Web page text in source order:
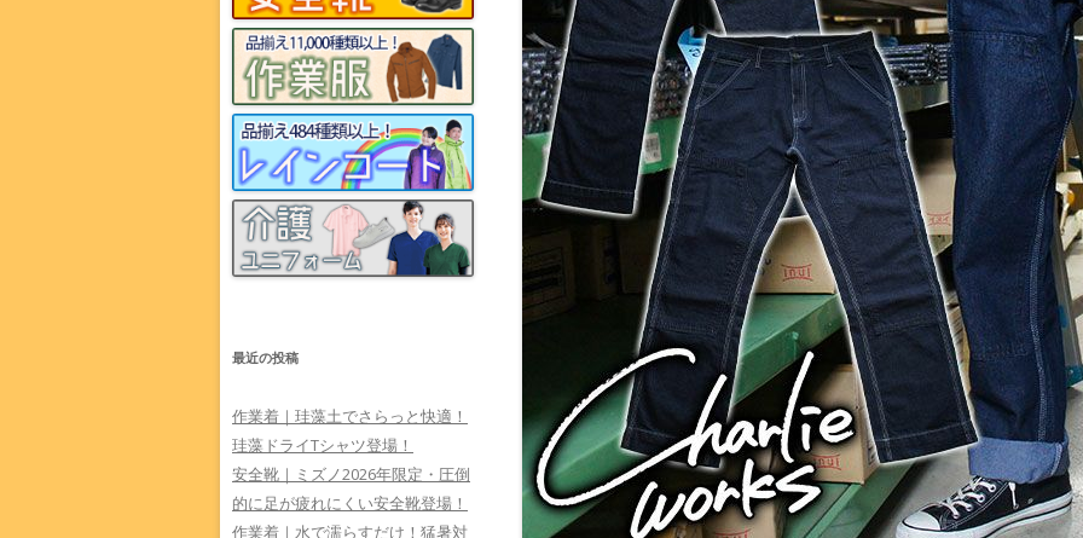
最近の投稿
作業着｜珪藻土でさらっと快適！
珪藻ドライTシャツ登場！
安全靴｜ミズノ2026年限定・圧倒
的に足が疲れにくい安全靴登場！
作業着｜水で濡らすだけ！猛暑対